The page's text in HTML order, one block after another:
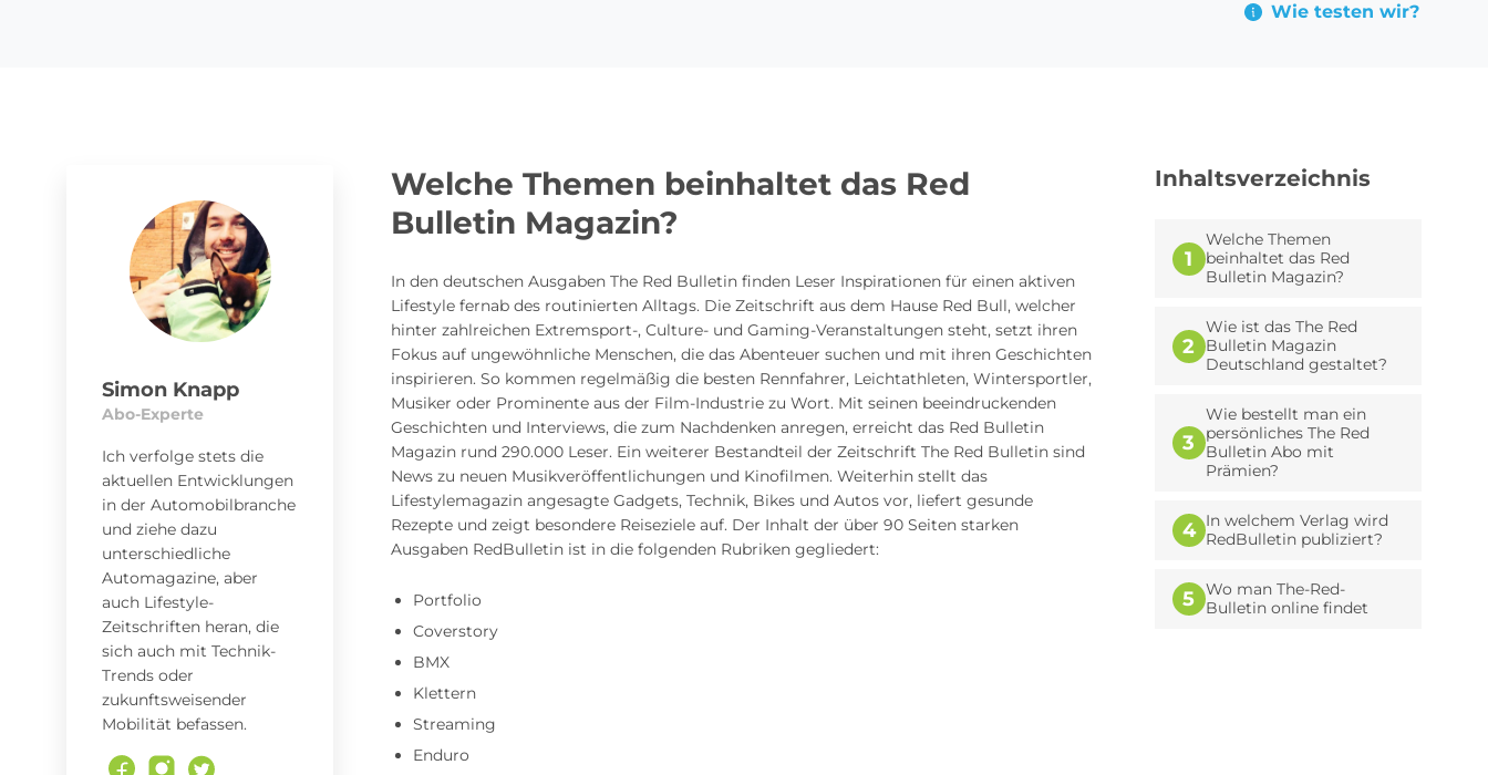
Wie testen wir?
Simon Knapp
Abo-Experte
Ich verfolge stets die
aktuellen Entwicklungen
in der Automobilbranche
und ziehe dazu
unterschiedliche
Automagazine, aber
auch Lifestyle-
Zeitschriften heran, die
sich auch mit Technik-
Trends oder
zukunftsweisender
Mobilität befassen.
Welche Themen beinhaltet das Red
Bulletin Magazin?
In den deutschen Ausgaben The Red Bulletin finden Leser Inspirationen für einen aktiven
Lifestyle fernab des routinierten Alltags. Die Zeitschrift aus dem Hause Red Bull, welcher
hinter zahlreichen Extremsport-, Culture- und Gaming-Veranstaltungen steht, setzt ihren
Fokus auf ungewöhnliche Menschen, die das Abenteuer suchen und mit ihren Geschichten
inspirieren. So kommen regelmäßig die besten Rennfahrer, Leichtathleten, Wintersportler,
Musiker oder Prominente aus der Film-Industrie zu Wort. Mit seinen beeindruckenden
Geschichten und Interviews, die zum Nachdenken anregen, erreicht das Red Bulletin
Magazin rund 290.000 Leser. Ein weiterer Bestandteil der Zeitschrift The Red Bulletin sind
News zu neuen Musikveröffentlichungen und Kinofilmen. Weiterhin stellt das
Lifestylemagazin angesagte Gadgets, Technik, Bikes und Autos vor, liefert gesunde
Rezepte und zeigt besondere Reiseziele auf. Der Inhalt der über 90 Seiten starken
Ausgaben RedBulletin ist in die folgenden Rubriken gegliedert:
Portfolio
Coverstory
BMX
Klettern
Streaming
Enduro
Inhaltsverzeichnis
1
Welche Themen
beinhaltet das Red
Bulletin Magazin?
2
Wie ist das The Red
Bulletin Magazin
Deutschland gestaltet?
3
Wie bestellt man ein
persönliches The Red
Bulletin Abo mit
Prämien?
4 In welchem Verlag wird
RedBulletin publiziert?
5 Wo man The-Red-
Bulletin online findet